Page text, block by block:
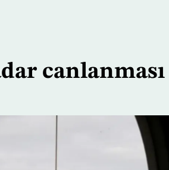
canlanması